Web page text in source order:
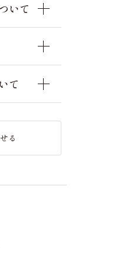
いて
て
る